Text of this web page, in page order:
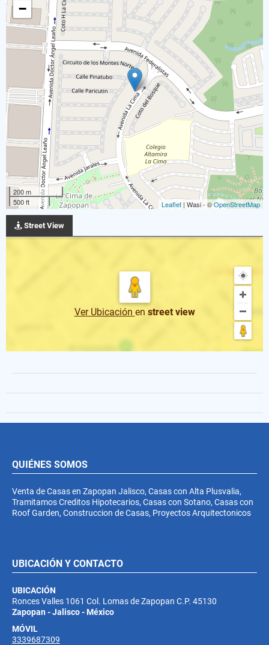
−
200 m
500 ft
Leaflet | Wasi - ©OpenStreetMap
Street View
Ver Ubicación en street view
QUIÉNES SOMOS
Venta de Casas en Zapopan Jalisco, Casas con Alta Plusvalia,
Tramitamos Creditos Hipotecarios, Casas con Sotano, Casas con
Roof Garden, Construccion de Casas, Proyectos Arquitectonicos
UBICACIÓN Y CONTACTO
UBICACIÓN
Ronces Valles 1061 Col. Lomas de Zapopan C.P. 45130
Zapopan - Jalisco - México
MÓVIL
3339687309